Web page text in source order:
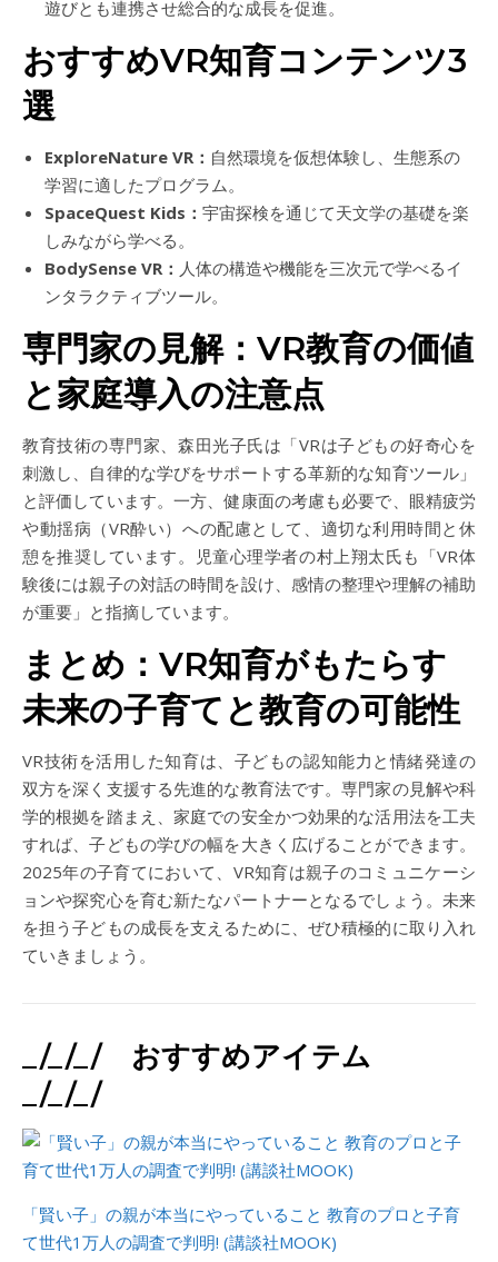
遊びとも連携させ総合的な成長を促進。
おすすめVR知育コンテンツ3
選
ExploreNature VR： 自然環境を仮想体験し、生態系の
学習に適したプログラム。
SpaceQuest Kids： 宇宙探検を通じて天文学の基礎を楽
しみながら学べる。
BodySense VR： 人体の構造や機能を三次元で学べるイ
ンタラクティブツール。
専門家の見解：VR教育の価値
と家庭導入の注意点
教育技術の専門家、森田光子氏は「VRは子どもの好奇心を
刺激し、自律的な学びをサポートする革新的な知育ツール」
と評価しています。一方、健康面の考慮も必要で、眼精疲労
や動揺病（VR酔い）への配慮として、適切な利用時間と休
憩を推奨しています。児童心理学者の村上翔太氏も「VR体
験後には親子の対話の時間を設け、感情の整理や理解の補助
が重要」と指摘しています。
まとめ：VR知育がもたらす
未来の子育てと教育の可能性
VR技術を活用した知育は、子どもの認知能力と情緒発達の
双方を深く支援する先進的な教育法です。専門家の見解や科
学的根拠を踏まえ、家庭での安全かつ効果的な活用法を工夫
すれば、子どもの学びの幅を大きく広げることができます。
2025年の子育てにおいて、VR知育は親子のコミュニケーシ
ョンや探究心を育む新たなパートナーとなるでしょう。未来
を担う子どもの成長を支えるために、ぜひ積極的に取り入れ
ていきましょう。
_/_/_/ おすすめアイテム
_/_/_/
「賢い子」の親が本当にやっていること 教育のプロと子育
て世代1万人の調査で判明! (講談社MOOK)